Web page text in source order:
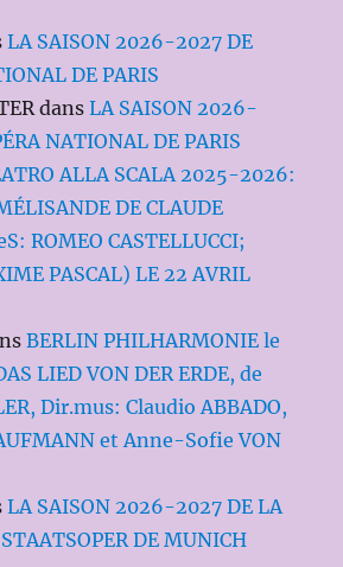
LA SAISON 2026-2027 DE
DE PARIS
dansLA SAISON 2026-
NATIONAL DE PARIS
ALLA SCALA 2025-2026:
DE CLAUDE
ROMEO CASTELLUCCI;
PASCAL) LE 22 AVRIL
BERLIN PHILHARMONIE le
LIED VON DER ERDE, de
Dir.mus: Claudio ABBADO,
et Anne-Sofie VON
LA SAISON 2026-2027 DE LA
DE MUNICH